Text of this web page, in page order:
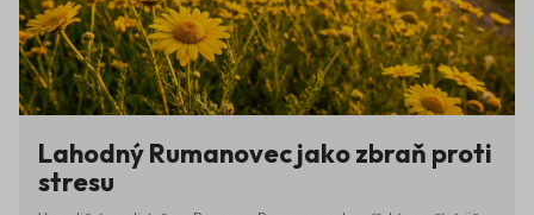
Lahodný Rumanovec jako zbraň proti
stresu